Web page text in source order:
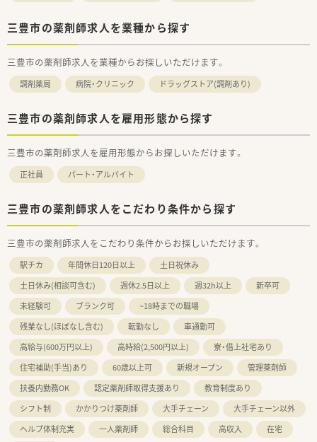
三豊市の薬剤師求人を業種から探す
三豊市の薬剤師求人を業種からお探しいただけます。
調剤薬局 病院・クリニック ドラッグストア(調剤あり)
三豊市の薬剤師求人を雇用形態から探す
三豊市の薬剤師求人を雇用形態からお探しいただけます。
正社員 パート・アルバイト
三豊市の薬剤師求人をこだわり条件から探す
三豊市の薬剤師求人をこだわり条件からお探しいただけます。
駅チカ 年間休日120日以上
土日祝休み
土日休み(相談可含む)
週休2.5日以上 週32h以上
新卒可
未経験可
ブランク可
~18時までの職場
残業なし(ほぼなし含む)
転勤なし
車通勤可
高給与(600万円以上)
高時給(2,500円以上)
寮・借上社宅あり
住宅補助(手当)あり
60歳以上可 新規オープン
管理薬剤師
扶養内勤務OK
認定薬剤師取得支援あり
教育制度あり
シフト制
かかりつけ薬剤師 大手チェーン
大手チェーン以外
ヘルプ体制充実
一人薬剤師 総合科目 高収入
在宅